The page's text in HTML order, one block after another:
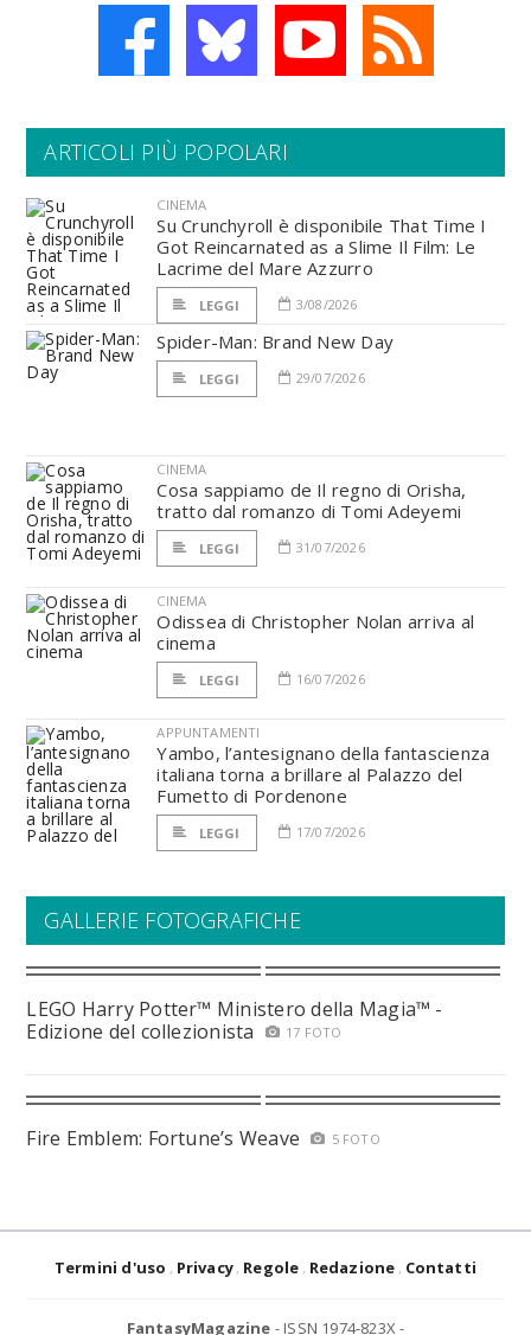
ARTICOLI PIÙ POPOLARI
CINEMA
Su Crunchyroll è disponibile That Time I
Got Reincarnated as a Slime Il Film: Le
Lacrime del Mare Azzurro
LEGGI 3/08/2026
Spider-Man: Brand New Day
LEGGI 29/07/2026
CINEMA
Cosa sappiamo de Il regno di Orisha,
tratto dal romanzo di Tomi Adeyemi
LEGGI 31/07/2026
CINEMA
Odissea di Christopher Nolan arriva al
cinema
LEGGI 16/07/2026
APPUNTAMENTI
Yambo, l’antesignano della fantascienza
italiana torna a brillare al Palazzo del
Fumetto di Pordenone
LEGGI 17/07/2026
GALLERIE FOTOGRAFICHE
LEGO Harry Potter™ Ministero della Magia™ -
Edizione del collezionista
17 FOTO
Fire Emblem: Fortune’s Weave 5 FOTO
Termini d'uso Privacy Regole Redazione Contatti
FantasyMagazine - ISSN 1974-823X -